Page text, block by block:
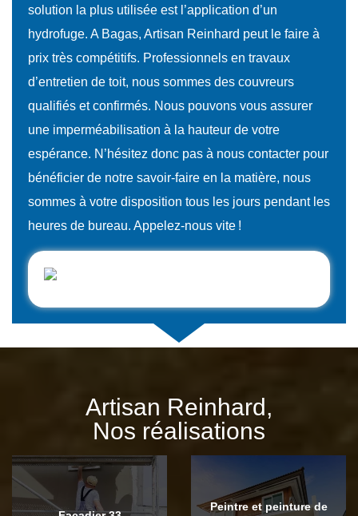
solution la plus utilisée est l’application d’un
hydrofuge. A Bagas, Artisan Reinhard peut le faire à
prix très compétitifs. Professionnels en travaux
d’entretien de toit, nous sommes des couvreurs
qualifiés et confirmés. Nous pouvons vous assurer
une imperméabilisation à la hauteur de votre
espérance. N’hésitez donc pas à nous contacter pour
bénéficier de notre savoir-faire en la matière, nous
sommes à votre disposition tous les jours pendant les
heures de bureau. Appelez-nous vite !
Artisan Reinhard,
Nos réalisations
Peintre et peinture de